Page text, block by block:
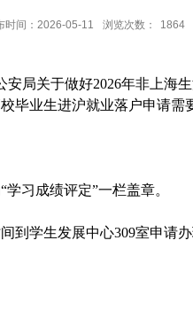
时间：2026-05-11 浏览次数： 1864
安局关于做好2026年非上海
毕业生进沪就业落户申请需
“学习成绩评定”一栏盖章。
到学生发展中心309室申请办